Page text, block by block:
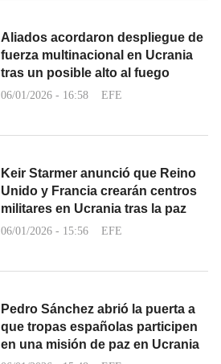
Aliados acordaron despliegue de
fuerza multinacional en Ucrania
tras un posible alto al fuego
06/01/2026 - 16:58 EFE
Keir Starmer anunció que Reino
Unido y Francia crearán centros
militares en Ucrania tras la paz
06/01/2026 - 15:56 EFE
Pedro Sánchez abrió la puerta a
que tropas españolas participen
en una misión de paz en Ucrania